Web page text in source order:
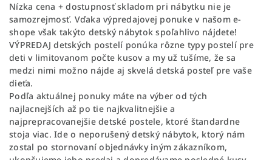
Nízka cena + dostupnosť skladom pri nábytku nie je
samozrejmosť. Vďaka výpredajovej ponuke v našom e-
shope však takýto detský nábytok spoľahlivo nájdete!
VÝPREDAJ detských postelí ponúka rôzne typy postelí pre
deti v limitovanom počte kusov a my už tušíme, že sa
medzi nimi možno nájde aj skvelá detská posteľ pre vaše
dieťa.
Podľa aktuálnej ponuky máte na výber od tých
najlacnejších až po tie najkvalitnejšie a
najprepracovanejšie detské postele, ktoré štandardne
stoja viac. Ide o neporušený detský nábytok, ktorý nám
zostal po stornovaní objednávky iným zákazníkom,